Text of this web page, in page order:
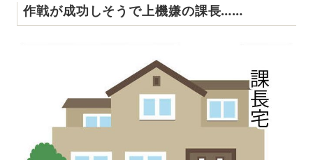
作戦が成功しそうで上機嫌の課長……